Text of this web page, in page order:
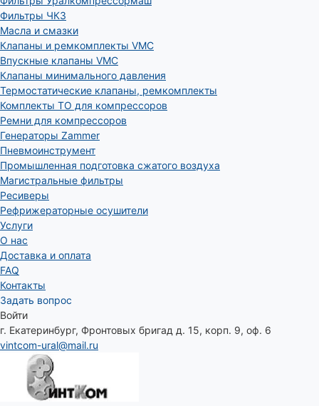
Фильтры ЧКЗ
Масла и смазки
Клапаны и ремкомплекты VMC
Впускные клапаны VMC
Клапаны минимального давления
Термостатические клапаны, ремкомплекты
Комплекты ТО для компрессоров
Ремни для компрессоров
Генераторы Zammer
Пневмоинструмент
Промышленная подготовка сжатого воздуха
Магистральные фильтры
Ресиверы
Рефрижераторные осушители
Услуги
О нас
Доставка и оплата
FAQ
Контакты
Задать вопрос
Войти
г. Екатеринбург, Фронтовых бригад д. 15, корп. 9, оф. 6
vintcom-ural@mail.ru